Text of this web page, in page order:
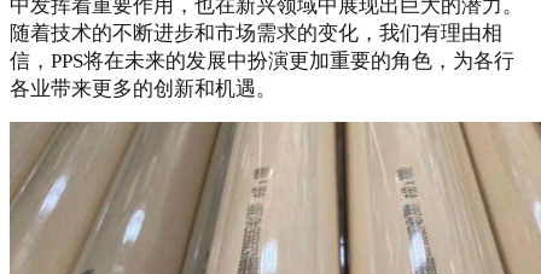
中发挥着重要作用，也在新兴领域中展现出巨大的潜力。
随着技术的不断进步和市场需求的变化，我们有理由相
信，PPS将在未来的发展中扮演更加重要的角色，为各行
各业带来更多的创新和机遇。